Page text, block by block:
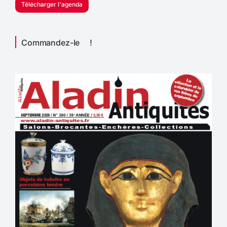
Télécharger l'agenda
Commandez-le !